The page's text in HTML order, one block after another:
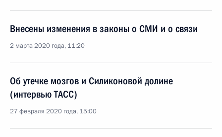
Внесены изменения в законы о СМИ и о связи
2 марта 2020 года, 11:20
Об утечке мозгов и Силиконовой долине
(интервью ТАСС)
27 февраля 2020 года, 15:00